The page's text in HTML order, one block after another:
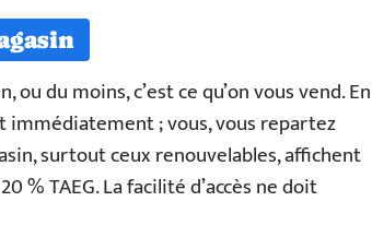
du moins, c’est ce qu’on vous vend. En
immédiatement ; vous, vous repartez
surtout ceux renouvelables, affichent
TAEG. La facilité d’accès ne doit